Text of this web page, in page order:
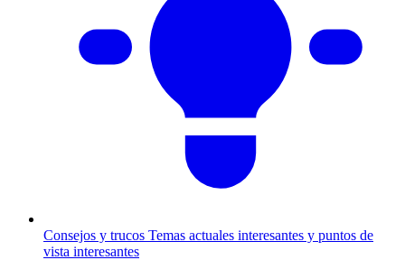
Consejos y trucos Temas actuales interesantes y puntos de
vista interesantes